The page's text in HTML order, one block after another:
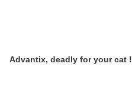
Advantix, deadly for your cat !